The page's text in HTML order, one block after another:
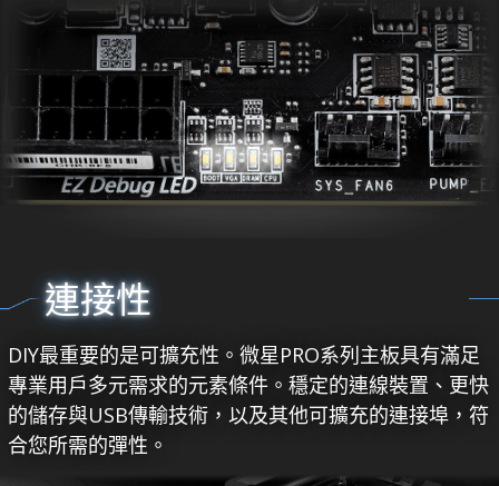
連接性
DIY最重要的是可擴充性。微星PRO系列主板具有滿足
專業用戶多元需求的元素條件。穩定的連線裝置、更快
的儲存與USB傳輸技術，以及其他可擴充的連接埠，符
合您所需的彈性。